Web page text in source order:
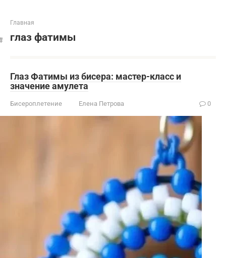
Главная
глаз фатимы
Глаз Фатимы из бисера: мастер-класс и
значение амулета
Бисероплетение Елена Петрова 0